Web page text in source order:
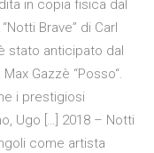
in copia fisica dal
Brave” di Carl
stato anticipato dal
Gazzè “Posso“.
i prestigiosi
Ugo […] 2018 – Notti
come artista